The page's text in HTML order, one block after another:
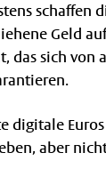
schaffen
Geld
das sich von
digitale
aber